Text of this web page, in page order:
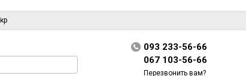
093 233-56-66
067 103-56-66
Перезвонить вам?